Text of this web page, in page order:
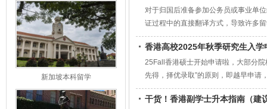
新加坡本科留学
对于归国后准备参加公务员或事业单
证过程中的直接翻译方式，导致许多
大事就是：学历认证。01确认复核通
申请：1、登录“教育部留学服务中心”
香港高校2025年秋季研究生入学
25Fall香港硕士开始申请啦，大部分
先得，择优录取”的原则，即越早申请
干货！香港副学士升本指南（建